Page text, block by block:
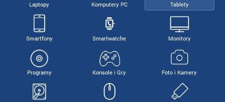
Laptopy Komputery PC Tablety
Smartfony Smartwatche Monitory
Programy Konsole i Gry Foto i Kamery